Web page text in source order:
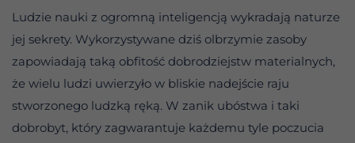
Ludzie nauki z ogromną inteligencją wykradają naturze
jej sekrety. Wykorzystywane dziś olbrzymie zasoby
zapowiadają taką obfitość dobrodziejstw materialnych,
że wielu ludzi uwierzyło w bliskie nadejście raju
stworzonego ludzką ręką. W zanik ubóstwa i taki
dobrobyt, który zagwarantuje każdemu tyle poczucia